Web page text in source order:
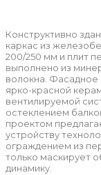
Конструктивно
каркас из
200/250 мм и плит
выполнено из
волокна.
ярко-красной
вентилируемой
остеклением
проектом
устройству
ограждением из
только маскирует
динамику.